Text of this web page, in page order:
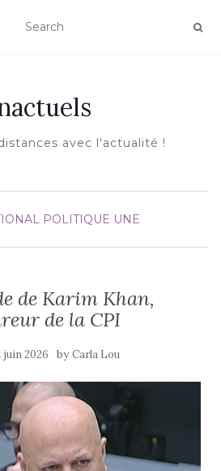
LA NAVIGATION
avec l'actualité !
POLITIQUE UNE
de Karim Khan,
de la CPI
juin 2026 byCarla Lou